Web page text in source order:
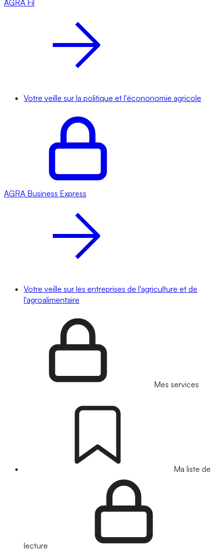
AGRA Fil
Votre veille sur la politique et l'écononomie agricole
AGRA Business Express
Votre veille sur les entreprises de l'agriculture et de
l'agroalimentaire
Mes services
Ma liste de
lecture